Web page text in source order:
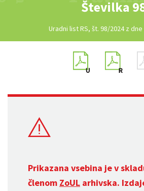
Številka
Uradni list RS, št. 98/2024 z dne
Prikazana vsebina je v
členom ZoUL arhivska.